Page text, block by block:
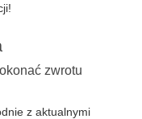
zwrotu
z aktualnymi